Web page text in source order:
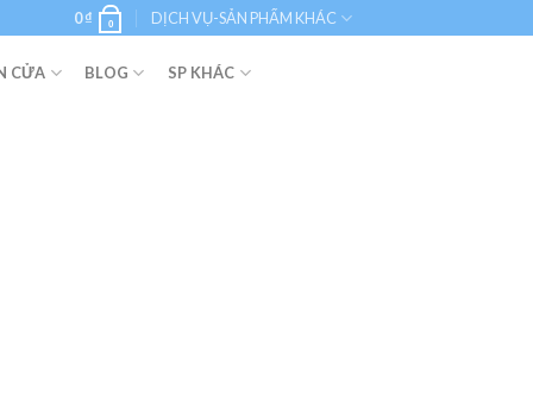
0₫ 0 DỊCH VỤ-SẢN PHẨM KHÁC
CỬA BLOG SP KHÁC